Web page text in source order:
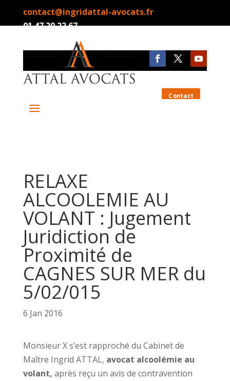
contact@ingridattal-avocats.fr
01.47.20.22.67
Contact
RELAXE
ALCOOLEMIE AU
VOLANT : Jugement
Juridiction de
Proximité de
CAGNES SUR MER du
5/02/015
6 Jan 2016
Monsieur X s’est rapproché du Cabinet de
Maître Ingrid ATTAL, avocat alcoolémie au
volant, après reçu un avis de contravention